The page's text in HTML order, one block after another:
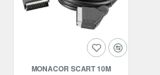
MONACOR SCART 10M